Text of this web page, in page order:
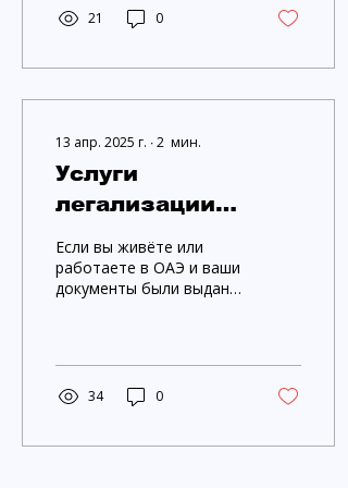
юридической
документации,
документы будут
21 0
13 апр. 2025 г. ∙2 мин.
Услуги
легализации
документов в Дубае
и Абу-Даби
Если вы живёте или
работаете в ОАЭ и ваши
документы были выданы
российских...
34 0